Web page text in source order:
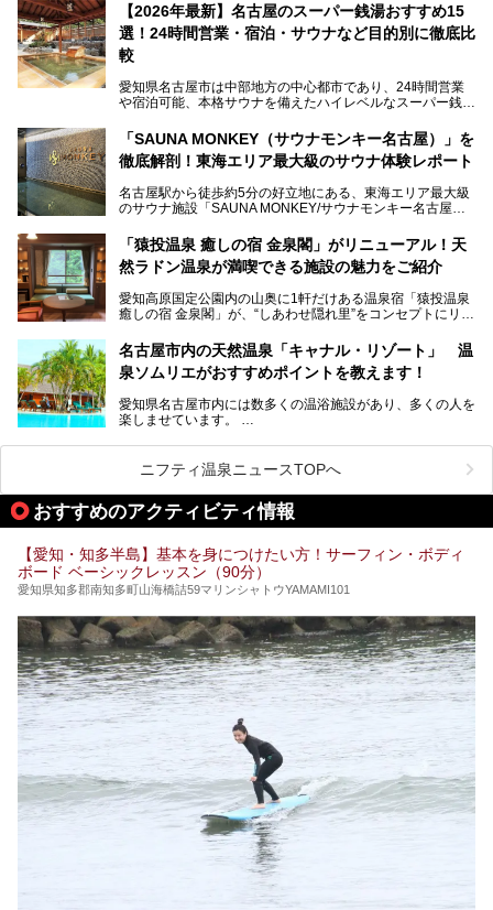
この地で30年にわたり愛され続けてきた施設だからこそ、
地元住民をはじめオープンを待ちわびている人も多いのでは
ないでしょうか。
老朽化した設備の補修を機に、2年前からじっくり構想を練
ってきたというだけあって、館内の充実度は想像以上。
以前の4倍に拡張したという露天エリアや10の浴槽、40人収
容の巨大なスタジアムサウナに、岩盤浴やリラクゼーション
までまるごと楽しめる施設に生まれ変わりました。
今回は、全面リニューアルして新しくなった「スパアクアス
【2026年最新】名古屋のスーパー銭湯おすすめ15
選！24時間営業・宿泊・サウナなど目的別に徹底比
較
愛知県名古屋市は中部地方の中心都市であり、24時間営業
や宿泊可能、本格サウナを備えたハイレベルなスーパー銭湯
そのため、「日々の仕事の疲れを心身ともにリセットした
い」「休日に時間を忘れて1日中ダラダラ過ごしたい」「コ
くある点が魅力です！
お好みの温泉施設を見つけて楽しんでくださいね。
「SAUNA MONKEY（サウナモンキー名古屋）」を
徹底解剖！東海エリア最大級のサウナ体験レポート
名古屋駅から徒歩約5分の好立地にある、東海エリア最大級
のサウナ施設「SAUNA MONKEY/サウナモンキー名古屋」
「名古屋駅周辺ってサウナが少ないよね」という声をよく耳
にするだけあり、アクセスの良さにも胸が高鳴ります。
今回は普段は男性専用となっているパブリックサウナが、女
さっそく取材してきました！
「猿投温泉 癒しの宿 金泉閣」がリニューアル！天
然ラドン温泉が満喫できる施設の魅力をご紹介
愛知高原国定公園内の山奥に1軒だけある温泉宿「猿投温泉
癒しの宿 金泉閣」が、“しあわせ隠れ里”をコンセプトにリニ
天然ラドン温泉が堪能できるお風呂や、新設・改装された客
室、地元の食材と温泉水で作られたお料理……。
ご紹介します。
名古屋市内の天然温泉「キャナル・リゾート」 温
泉ソムリエがおすすめポイントを教えます！
愛知県名古屋市内には数多くの温浴施設があり、多くの人を
楽しませています。
ムリエの目線で紹介していきます！
名古屋市内にはスーパー銭湯や日帰り温泉が多く、「どこに
行こうかな？」と悩んでしまう方も多いと思います。
ぜひこの記事を参考にして「キャナル・リゾート」に出かけ
てみるのはいかがでしょうか？
ニフティ温泉ニュースTOPへ
おすすめのアクティビティ情報
【愛知・知多半島】基本を身につけたい方！サーフィン・ボディ
ボード ベーシックレッスン（90分）
愛知県知多郡南知多町山海橋詰59マリンシャトウYAMAMI101